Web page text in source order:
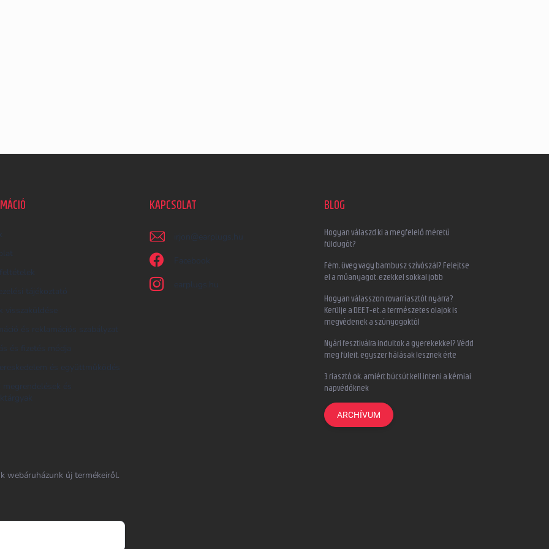
tájékoztató
visszaküldése
és reklamációs szabályzat
és fizetés módja
és együttműködés
megrendelések és
KAPCSOLAT
irjon @ earplugs.hu
Facebook
earplugs.hu
BLOG
Hogyan válaszd ki a megfelelő méretű
füldugót?
Fém, üveg vagy bambusz szívószál? Felejtse
el a műanyagot, ezekkel sokkal jobb
Hogyan válasszon rovarriasztót nyárra?
Kerülje a DEET-et, a természetes olajok is
megvédenek a szúnyogoktól
Nyári fesztiválra indultok a gyerekekkel? Védd
meg füleit, egyszer hálásak lesznek érte
3 riasztó ok, amiért búcsút kell inteni a kémiai
napvédőknek
ARCHÍVUM
webáruházunk új termékeiről.